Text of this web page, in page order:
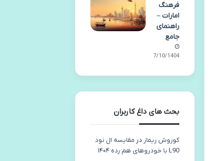
فرهنگ
امارات –
راهنمای
جامع
07/10/1404
بحث های داغ کاربران
کوروش ریماز در مقایسه ال نود
L90 با خودروهای هم رده ۱۴۰۴